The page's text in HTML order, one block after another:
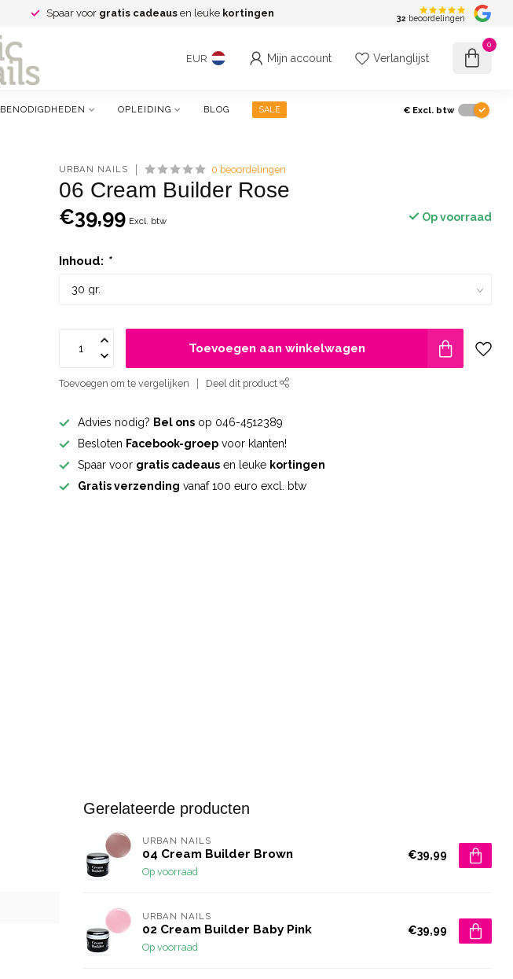
Spaar voor gratis cadeaus en leuke kortingen 32 beoordelingen
EUR Mijn account Verlanglijst
0
BENODIGDHEDEN OPLEIDING BLOG SALE € Excl. btw
URBAN NAILS 0 beoordelingen
06 Cream Builder Rose
€39,99 Excl. btw Op voorraad
Inhoud: *
Toevoegen aan winkelwagen
Toevoegen om te vergelijken Deel dit product
Advies nodig? Bel ons op 046-4512389
Besloten Facebook-groep voor klanten!
Spaar voor gratis cadeaus en leuke kortingen
Gratis verzending vanaf 100 euro excl. btw
Gerelateerde producten
URBAN NAILS
04 Cream Builder Brown
Op voorraad
€39,99
URBAN NAILS
02 Cream Builder Baby Pink
Op voorraad
€39,99